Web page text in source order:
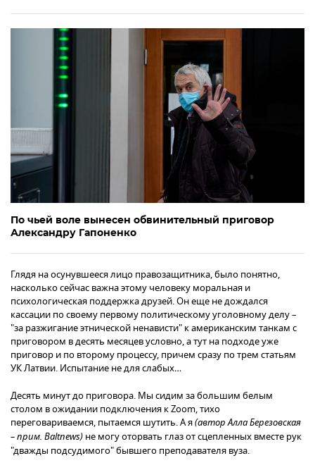
По чьей воле вынесен обвинительный приговор
Александру Гапоненко
Глядя на осунувшееся лицо правозащитника, было понятно,
насколько сейчас важна этому человеку моральная и
психологическая поддержка друзей. Он еще не дождался
кассации по своему первому политическому уголовному делу –
"за разжигание этнической ненависти" к американским танкам с
приговором в десять месяцев условно, а тут на подходе уже
приговор и по второму процессу, причем сразу по трем статьям
УК Латвии. Испытание не для слабых…
Десять минут до приговора. Мы сидим за большим белым
столом в ожидании подключения к Zoom, тихо
переговариваемся, пытаемся шутить. А я(автор Алла Березовская
– прим. Baltnews) не могу оторвать глаз от сцепленных вместе рук
"дважды подсудимого" бывшего преподавателя вуза.